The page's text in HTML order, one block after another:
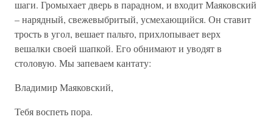
шаги. Громыхает дверь в парадном, и входит Маяковский
– нарядный, свежевыбритый, усмехающийся. Он ставит
трость в угол, вешает пальто, прихлопывает верх
вешалки своей шапкой. Его обнимают и уводят в
столовую. Мы запеваем кантату:
Владимир Маяковский,
Тебя воспеть пора.